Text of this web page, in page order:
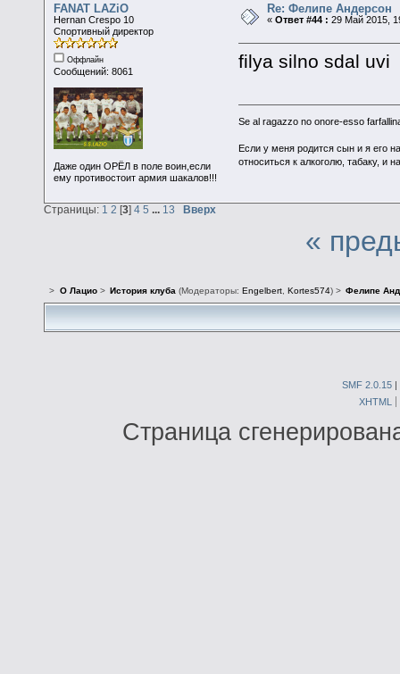
FANAT LAZiO
Hernan Crespo 10
Спортивный директор
Оффлайн
Сообщений: 8061
Даже один ОРЁЛ в поле воин,если
ему противостоит армия шакалов!!!
Re: Фелипе Андерсон
«Ответ #44 : 29 Май 2015,
filya silno sdal uvi
Se al ragazzo no onore-esso
Если у меня родится сын и я его
относиться к алкоголю, табаку, и
Страницы: 1 2 [3] 4 5 ... 13 Вверх
«
> О Лацио> История клуба(Модераторы: Engelbert, Kortes574) > Фелипе
SMF 2.0.15 |
XHTML
Страница